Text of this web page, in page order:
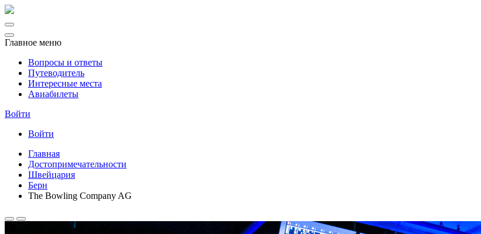
Главное меню
Вопросы и ответы
Путеводитель
Интересные места
Авиабилеты
Войти
Войти
Главная
Достопримечательности
Швейцария
Берн
The Bowling Company AG